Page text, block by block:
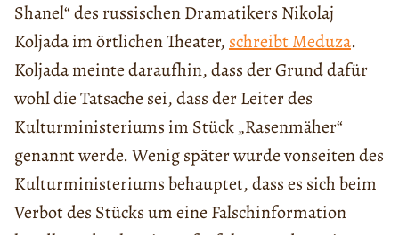
Shanel“ des russischen Dramatikers Nikolaj
Koljada im örtlichen Theater, schreibt Meduza.
Koljada meinte daraufhin, dass der Grund dafür
wohl die Tatsache sei, dass der Leiter des
Kulturministeriums im Stück „Rasenmäher“
genannt werde. Wenig später wurde vonseiten des
Kulturministeriums behauptet, dass es sich beim
Verbot des Stücks um eine Falschinformation